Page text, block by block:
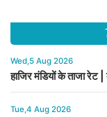
Wed,5 Aug 2026
हाजिर मंडियों के ताजा रेट |
Tue,4 Aug 2026